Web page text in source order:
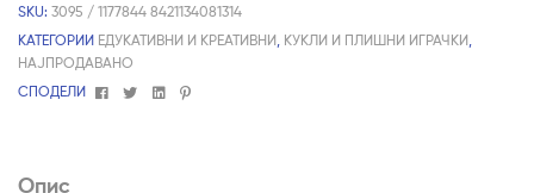
SKU: 3095 / 1177844 8421134081314
КАТЕГОРИИ ЕДУКАТИВНИ И КРЕАТИВНИ КУКЛИ И ПЛИШНИ ИГРАЧКИ
НАЈПРОДАВАНО
СПОДЕЛИ
FacebookTwitterLinkedin
Pinterest
Опис